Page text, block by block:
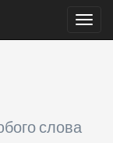
слова